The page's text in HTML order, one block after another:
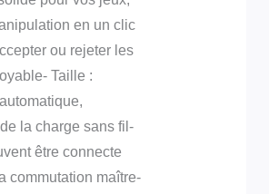
en un clic
ou rejeter les
Taille :
la charge sans fil-
être connecte
commutation maître-